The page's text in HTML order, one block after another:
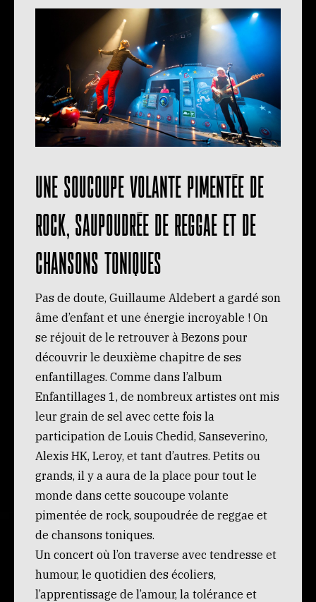
Une soucoupe volante pimentée de
rock, saupoudrée de reggae et de
chansons toniques
Pas de doute, Guillaume Aldebert a gardé son
âme d’enfant et une énergie incroyable ! On
se réjouit de le retrouver à Bezons pour
découvrir le deuxième chapitre de ses
enfantillages. Comme dans l’album
Enfantillages 1, de nombreux artistes ont mis
leur grain de sel avec cette fois la
participation de Louis Chedid, Sanseverino,
Alexis HK, Leroy, et tant d’autres. Petits ou
grands, il y a aura de la place pour tout le
monde dans cette soucoupe volante
pimentée de rock, soupoudrée de reggae et
de chansons toniques.
Un concert où l’on traverse avec tendresse et
humour, le quotidien des écoliers,
l’apprentissage de l’amour, la tolérance et